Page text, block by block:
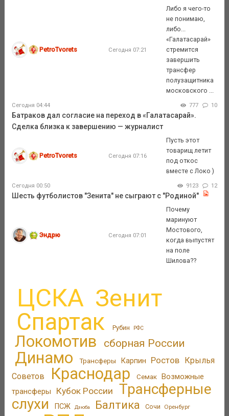
PetroTvorets Сегодня 07:21
Либо я чего-то
не понимаю,
либо...
«Галатасарай»
стремится
завершить
трансфер
полузащитника
московского ...
Сегодня 04:44 777 10
Батраков дал согласие на переход в «Галатасарай».
Сделка близка к завершению — журналист
PetroTvorets Сегодня 07:16
Пусть этот
товарищ летит
под откос
вместе с Локо )
Сегодня 00:50 9123 12
Шесть футболистов "Зенита" не сыграют с "Родиной"
Эндрю Сегодня 07:01
Почему
маринуют
Мостового,
когда выпустят
на поле
Шилова??
ЦСКА Зенит
Спартак Рубин РФС
Локомотив сборная России
Динамо Трансферы Карпин Ростов Крылья
Советов
Краснодар Семак Возможные
трансферы
Кубок России
Трансферные
слухи
ПСЖ Дзюба Балтика Сочи Оренбург